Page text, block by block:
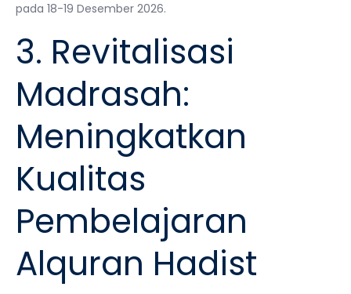
pada 18-19 Desember 2026.
3. Revitalisasi
Madrasah:
Meningkatkan
Kualitas
Pembelajaran
Alquran Hadist